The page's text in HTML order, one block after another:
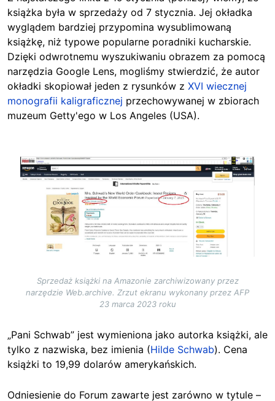
książka była w sprzedaży od 7 stycznia. Jej okładka
wyglądem bardziej przypomina wysublimowaną
książkę, niż typowe popularne poradniki kucharskie.
Dzięki odwrotnemu wyszukiwaniu obrazem za pomocą
narzędzia Google Lens, mogliśmy stwierdzić, że autor
okładki skopiował jeden z rysunków z XVI wiecznej
monografii kaligraficznej przechowywanej w zbiorach
muzeum Getty'ego w Los Angeles (USA).
Image
Sprzedaż książki na Amazonie zarchiwizowany przez
narzędzie Web.archive. Zrzut ekranu wykonany przez AFP
23 marca 2023 roku
„Pani Schwab” jest wymieniona jako autorka książki, ale
tylko z nazwiska, bez imienia (Hilde Schwab). Cena
książki to 19,99 dolarów amerykańskich.
Odniesienie do Forum zawarte jest zarówno w tytule –